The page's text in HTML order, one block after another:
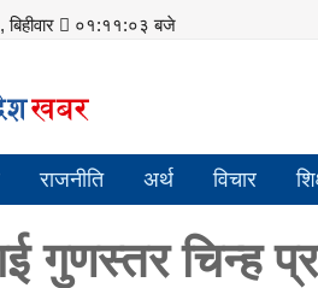
०१:११:०३ बजे
राजनीति अर्थ विचार
गुणस्तर चिन्ह